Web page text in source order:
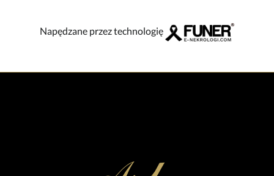
Napędzane przez technologię